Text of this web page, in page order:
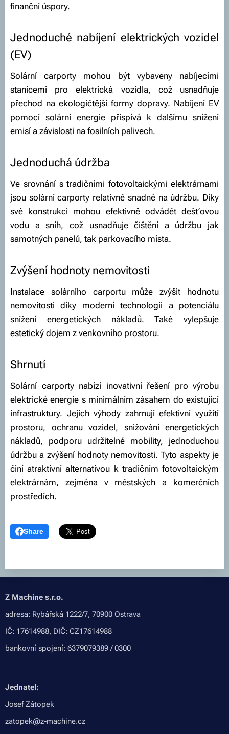
finanční úspory.
Jednoduché nabíjení elektrických vozidel
(EV)
Solární carporty mohou být vybaveny nabíjecími
stanicemi pro elektrická vozidla, což usnadňuje
přechod na ekologičtější formy dopravy. Nabíjení EV
pomocí solární energie přispívá k dalšímu snížení
emisí a závislosti na fosilních palivech.
Jednoduchá údržba
Ve srovnání s tradičními fotovoltaickými elektrárnami
jsou solární carporty relativně snadné na údržbu. Díky
své konstrukci mohou efektivně odvádět dešťovou
vodu a sníh, což usnadňuje čištění a údržbu jak
samotných panelů, tak parkovacího místa.
Zvýšení hodnoty nemovitosti
Instalace solárního carportu může zvýšit hodnotu
nemovitosti díky moderní technologii a potenciálu
snížení energetických nákladů. Také vylepšuje
estetický dojem z venkovního prostoru.
Shrnutí
Solární carporty nabízí inovativní řešení pro výrobu
elektrické energie s minimálním zásahem do existující
infrastruktury. Jejich výhody zahrnují efektivní využití
prostoru, ochranu vozidel, snižování energetických
nákladů, podporu udržitelné mobility, jednoduchou
údržbu a zvýšení hodnoty nemovitosti. Tyto aspekty je
činí atraktivní alternativou k tradičním fotovoltaickým
elektrárnám, zejména v městských a komerčních
prostředích.
Share
Z Machine s.r.o.
adresa: Rybářská 1222/7, 70900 Ostrava
IČ: 17614988, DIČ: CZ17614988
bankovní spojení: 6379079389 / 0300
Jednatel:
Josef Zátopek
zatopek@z-machine.cz